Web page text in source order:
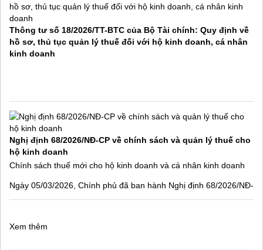
Thông tư số 18/2026/TT-BTC của Bộ Tài chính: Quy định về
hồ sơ, thủ tục quản lý thuế đối với hộ kinh doanh, cá nhân
kinh doanh
Nghị định 68/2026/NĐ-CP về chính sách và quản lý thuế cho
hộ kinh doanh
Chính sách thuế mới cho hộ kinh doanh và cá nhân kinh doanh
Ngày 05/03/2026, Chính phủ đã ban hành Nghị định 68/2026/NĐ-
Xem thêm